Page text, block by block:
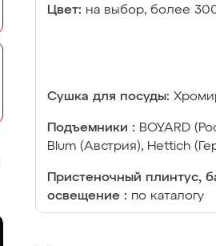
Цвет: на выбор, более
Сушка для посуды:
Подъемники : BOYARD
Blum (Австрия), Hettich
Пристеночный плинтус,
освещение : по каталогу